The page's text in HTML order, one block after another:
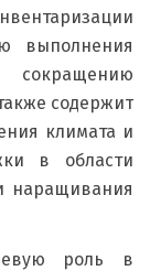
выполнения
сокращению
содержит
климата и
в области
наращивания
роль в